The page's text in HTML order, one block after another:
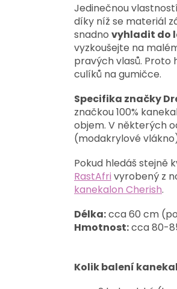
Jedinečnou
díky níž se materiál
snadno vyhladit do
vyzkoušejte na
pravých vlasů.
culíků na gumičce.
Specifika značky
značkou 100%
objem. V některých
(modakrylové
Pokud hledáš stejně
RastAfri vyrobený z
kanekalon Cherish.
Délka:cca 60 cm
Hmotnost:cca 80-
Kolik balení